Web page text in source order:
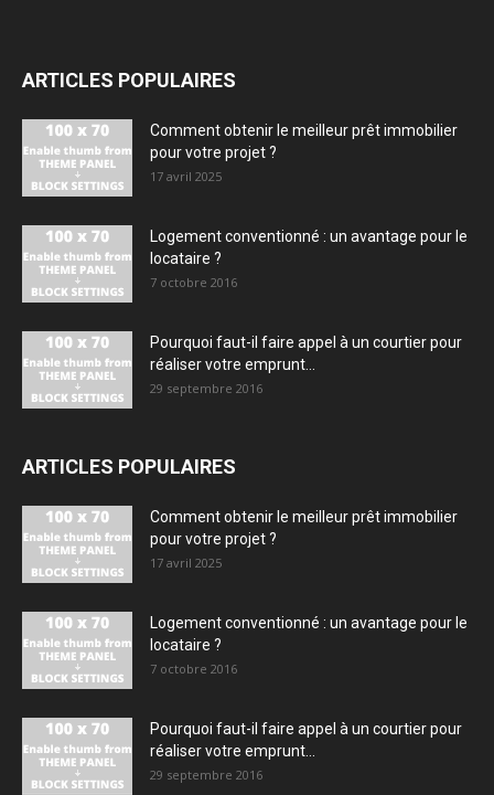
ARTICLES POPULAIRES
Comment obtenir le meilleur prêt immobilier
pour votre projet ?
17 avril 2025
Logement conventionné : un avantage pour le
locataire ?
7 octobre 2016
Pourquoi faut-il faire appel à un courtier pour
réaliser votre emprunt...
29 septembre 2016
ARTICLES POPULAIRES
Comment obtenir le meilleur prêt immobilier
pour votre projet ?
17 avril 2025
Logement conventionné : un avantage pour le
locataire ?
7 octobre 2016
Pourquoi faut-il faire appel à un courtier pour
réaliser votre emprunt...
29 septembre 2016